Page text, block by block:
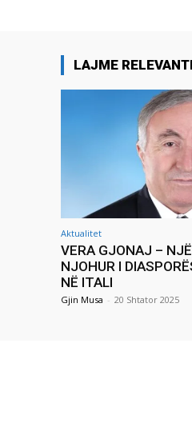
LAJME
Aktualitet
VERA GJONAJ –
NJOHUR I
NË ITALI
Gjin Musa - 20 Shtator 2025